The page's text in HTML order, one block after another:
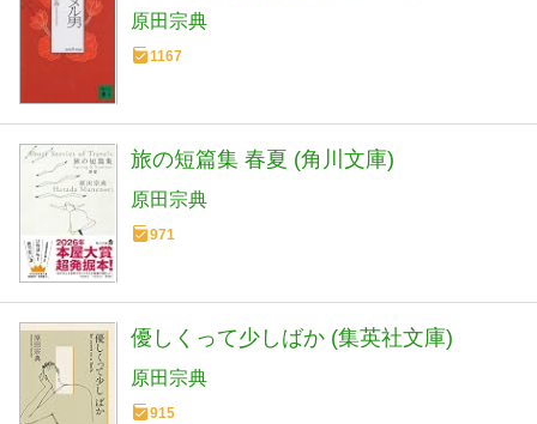
原田宗典
1167
旅の短篇集 春夏 (角川文庫)
原田宗典
971
優しくって少しばか (集英社文庫)
原田宗典
915